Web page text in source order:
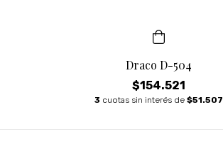
Draco D-504
$154.521
3 cuotas sin interés de $51.507